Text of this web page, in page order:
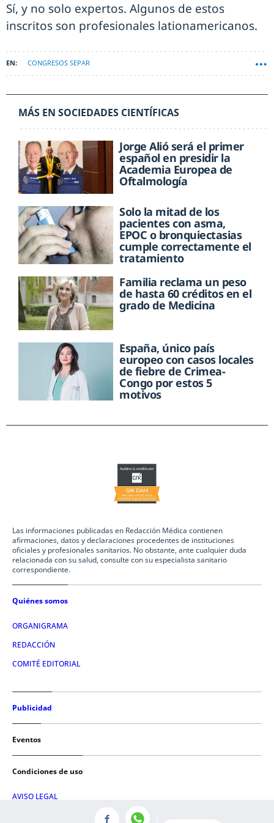
Sí, y no solo expertos. Algunos de estos
inscritos son profesionales lationamericanos.
CONGRESOS SEPAR
MÁS EN SOCIEDADES CIENTÍFICAS
Jorge Alió será el primer
español en presidir la
Academia Europea de
Oftalmología
Solo la mitad de los
pacientes con asma,
EPOC o bronquiectasias
cumple correctamente el
tratamiento
Familia reclama un peso
de hasta 60 créditos en el
grado de Medicina
España, único país
europeo con casos locales
de fiebre de Crimea-
Congo por estos 5
motivos
Las informaciones publicadas en Redacción Médica contienen
afirmaciones, datos y declaraciones procedentes de instituciones
oficiales y profesionales sanitarios. No obstante, ante cualquier duda
relacionada con su salud, consulte con su especialista sanitario
correspondiente.
Quiénes somos
ORGANIGRAMA
REDACCIÓN
COMITÉ EDITORIAL
Publicidad
Eventos
Condiciones de uso
AVISO LEGAL